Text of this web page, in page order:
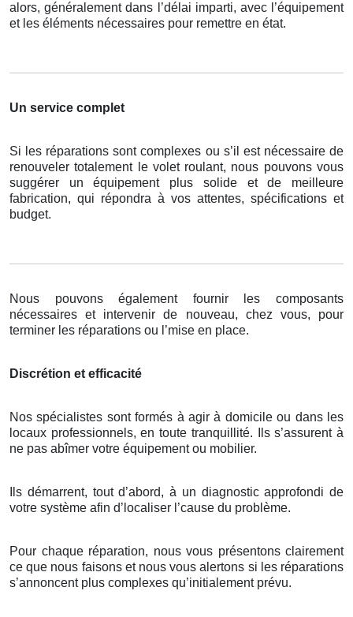
alors, généralement dans l’délai imparti, avec l’équipement
et les éléments nécessaires pour remettre en état.
Un service complet
Si les réparations sont complexes ou s’il est nécessaire de
renouveler totalement le volet roulant, nous pouvons vous
suggérer un équipement plus solide et de meilleure
fabrication, qui répondra à vos attentes, spécifications et
budget.
Nous pouvons également fournir les composants
nécessaires et intervenir de nouveau, chez vous, pour
terminer les réparations ou l’mise en place.
Discrétion et efficacité
Nos spécialistes sont formés à agir à domicile ou dans les
locaux professionnels, en toute tranquillité. Ils s’assurent à
ne pas abîmer votre équipement ou mobilier.
Ils démarrent, tout d’abord, à un diagnostic approfondi de
votre système afin d’localiser l’cause du problème.
Pour chaque réparation, nous vous présentons clairement
ce que nous faisons et nous vous alertons si les réparations
s’annoncent plus complexes qu’initialement prévu.